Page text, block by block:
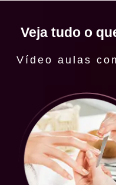
Veja tudo o
Vídeo aulas